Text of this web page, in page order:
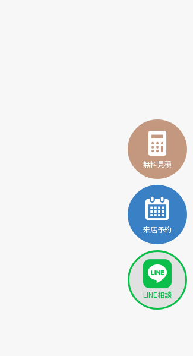
無料見積
来店予約
LINE相談